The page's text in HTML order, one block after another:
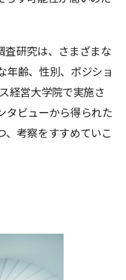
査研究は、さまざまな
年齢、性別、ポジショ
経営大学院で実施さ
タビューから得られた
、考察をすすめていこ